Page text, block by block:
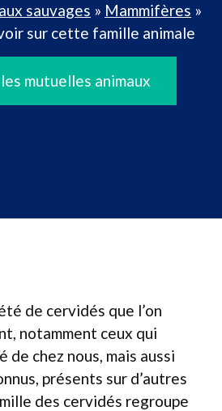
sauvages » Mammifères »
sur cette famille animale
mutuelles animaux
de cervidés que l’on
notamment ceux qui
chez nous, mais aussi
présents sur d’autres
des cervidés regroupe